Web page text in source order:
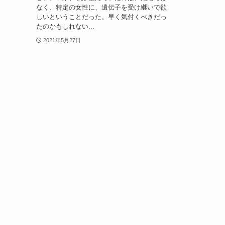
なく、特定の女性に、遺伝子を受け継いで欲
しいということだった。早く気付くべきだっ
たのかもしれない...
2021年5月27日